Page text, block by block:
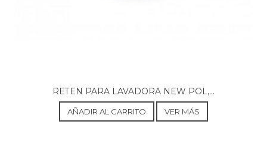
PITSOS, WFPI600E/09 VARIO 600E
PITSOS, WFPI605E/09 VARIO 605E
PITSOS, WXPI601E/01 VARIO 601E
PITSOS, WXPI601E/04 VARIO 601E
RETEN PARA LAVADORA NEW POL,...
AÑADIR AL CARRITO VER MÁS